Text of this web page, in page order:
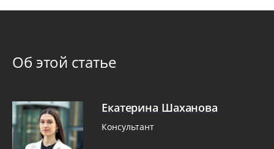
Об этой статье
Екатерина Шаханова
Консультант